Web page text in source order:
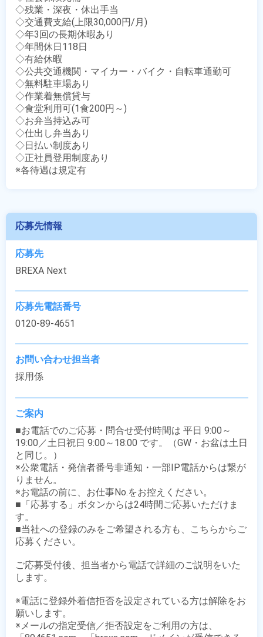
◇残業・深夜・休出手当
◇交通費支給(上限30,000円/月)
◇年3回の長期休暇あり
◇年間休日118日
◇有給休暇
◇公共交通機関・マイカー・バイク・自転車通勤可
◇無料駐車場あり
◇作業着無償貸与
◇食堂利用可(1食200円～)
◇お弁当持込み可
◇仕出し弁当あり
◇日払い制度あり
◇正社員登用制度あり
※各待遇は規定有
応募先情報
応募先
BREXA Next
応募先電話番号
0120-89-4651
お問い合わせ担当者
採用係
ご案内
■お電話でのご応募・問合せ受付時間は 平日 9:00～
19:00／土日祝日 9:00～18:00 です。（GW・お盆は土日
と同じ。）
※公衆電話・発信者番号非通知・一部IP電話からは繋が
りません。
※お電話の前に、お仕事No.をお控えください。
■「応募する」ボタンからは24時間ご応募いただけま
す。
■当社への登録のみをご希望される方も、こちらからご
応募ください。
ご応募受付後、担当者から電話で詳細のご説明をいた
します。
※電話に登録外着信拒否を設定されている方は解除をお
願いします。
※メールの指定受信／拒否設定をご利用の方は、